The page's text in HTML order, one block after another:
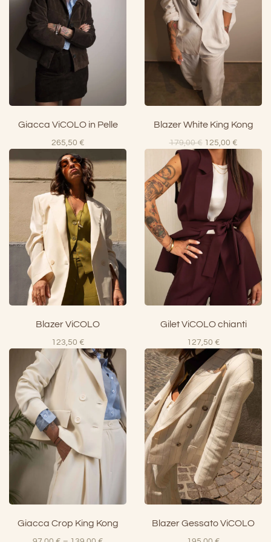
Giacca ViCOLO in Pelle
265,50 €
Blazer White King Kong
179,00€ Il
prezzo
originale
era:
179,00 €.
125,00 €Il
attuale
è:
125,00
Blazer ViCOLO
123,50 €
Gilet ViCOLO chianti
127,50 €
Giacca Crop King Kong Blazer Gessato ViCOLO